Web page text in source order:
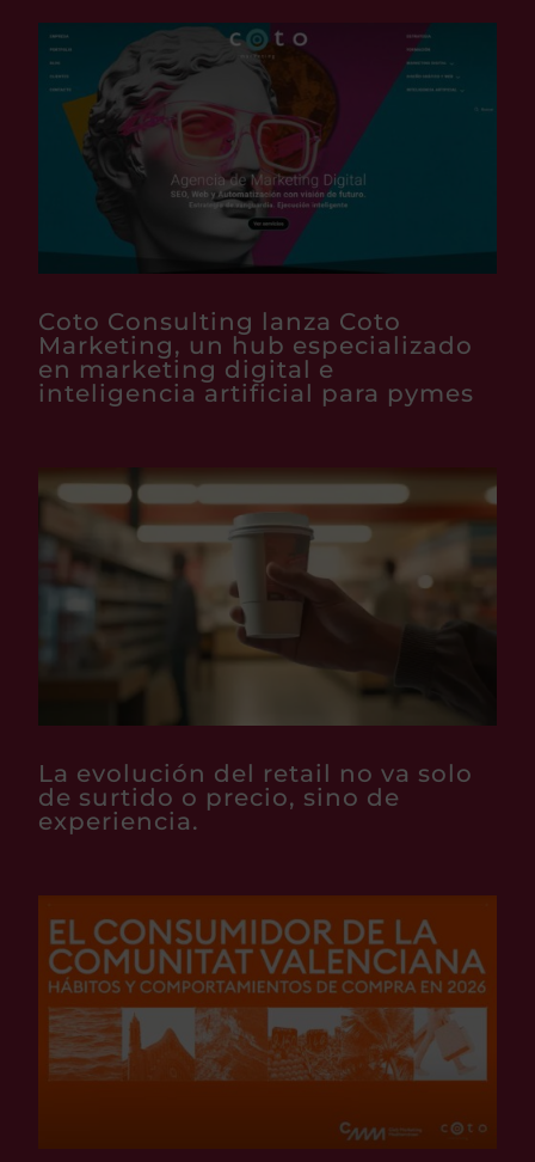
Coto Consulting lanza Coto
Marketing, un hub especializado
en marketing digital e
inteligencia artificial para pymes
La evolución del retail no va solo
de surtido o precio, sino de
experiencia.